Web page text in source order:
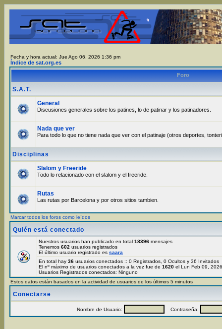
Fecha y hora actual: Jue Ago 06, 2026 1:36 pm
Índice de sat.org.es
Foro
S.A.T.
General
Discusiones generales sobre los patines, lo de patinar y los patinadores.
Nada que ver
Para todo lo que no tiene nada que ver con el patinaje (otros deportes,
Disciplinas
Slalom y Freeride
Todo lo relacionado con el slalom y el freeride.
Rutas
Las rutas por Barcelona y por otros sitios tambien.
Marcar todos los foros como leídos
Quién está conectado
Nuestros usuarios han publicado en total 18396 mensajes
Tenemos 602 usuarios registrados
El último usuario registrado es saara
En total hay 36 usuarios conectados :: 0 Registrados, 0 Ocultos y 36
El nº máximo de usuarios conectados a la vez fue de 1620 el Lun Feb 09,
Usuarios Registrados conectados: Ninguno
Estos datos están basados en la actividad de usuarios de los últimos 5 minutos
Conectarse
Nombre de Usuario: Contraseña: